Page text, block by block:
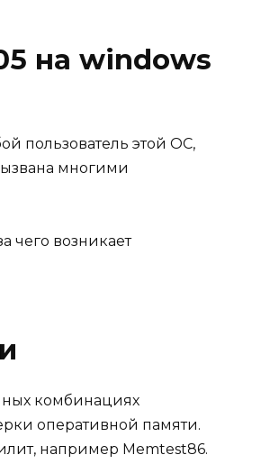
на windows
пользователь этой ОС,
многими
чего возникает
комбинациях
оперативной памяти.
например Memtest86.